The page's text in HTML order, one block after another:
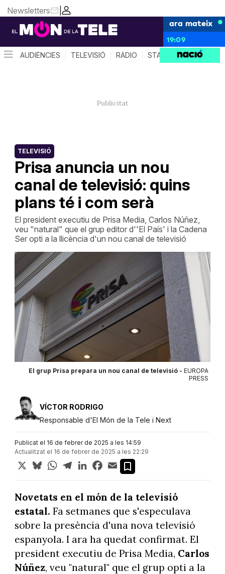
|
Newsletters
ara mateix
19:09
AUDIÈNCIES TELEVISIÓ RÀDIO STAR SYSTEM
Prisa anuncia un nou
canal de televisió: quins
plans té i com serà
TELEVISIÓ
El president executiu de Prisa Media, Carlos Núñez,
veu "natural" que el grup editor d''El País' i la Cadena
Ser opti a la llicència d'un nou canal de televisió
El grup Prisa prepara un nou canal de televisió - EUROPA
PRESS
VÍCTOR RODRIGO
Responsable d'El Món de la Tele i Next
Publicat el 16 de febrer de 2025 a les 14:59
Actualitzat el 16 de febrer de 2025 a les 22:29
X BlueskyWhatsApp
TelegramLinkedInFacebook
Email
Novetats en el món de la televisió
estatal. Fa setmanes que s'especulava
sobre la presència d'una nova televisió
espanyola. I ara ha quedat confirmat. El
president executiu de Prisa Media, Carlos
Núñez, veu "natural" que el grup opti a la